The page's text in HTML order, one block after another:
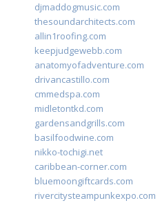
djmaddogmusic.com
thesoundarchitects.com
allin1roofing.com
keepjudgewebb.com
anatomyofadventure.com
drivancastillo.com
cmmedspa.com
midletontkd.com
gardensandgrills.com
basilfoodwine.com
nikko-tochigi.net
caribbean-corner.com
bluemoongiftcards.com
rivercitysteampunkexpo.com